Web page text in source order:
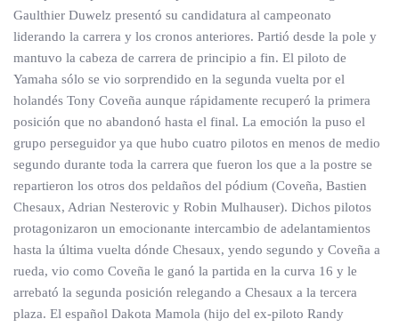
Gaulthier Duwelz presentó su candidatura al campeonato
liderando la carrera y los cronos anteriores. Partió desde la pole y
mantuvo la cabeza de carrera de principio a fin. El piloto de
Yamaha sólo se vio sorprendido en la segunda vuelta por el
holandés Tony Coveña aunque rápidamente recuperó la primera
posición que no abandonó hasta el final. La emoción la puso el
grupo perseguidor ya que hubo cuatro pilotos en menos de medio
segundo durante toda la carrera que fueron los que a la postre se
repartieron los otros dos peldaños del pódium (Coveña, Bastien
Chesaux, Adrian Nesterovic y Robin Mulhauser). Dichos pilotos
protagonizaron un emocionante intercambio de adelantamientos
hasta la última vuelta dónde Chesaux, yendo segundo y Coveña a
rueda, vio como Coveña le ganó la partida en la curva 16 y le
arrebató la segunda posición relegando a Chesaux a la tercera
plaza. El español Dakota Mamola (hijo del ex-piloto Randy